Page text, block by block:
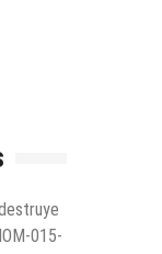
015-